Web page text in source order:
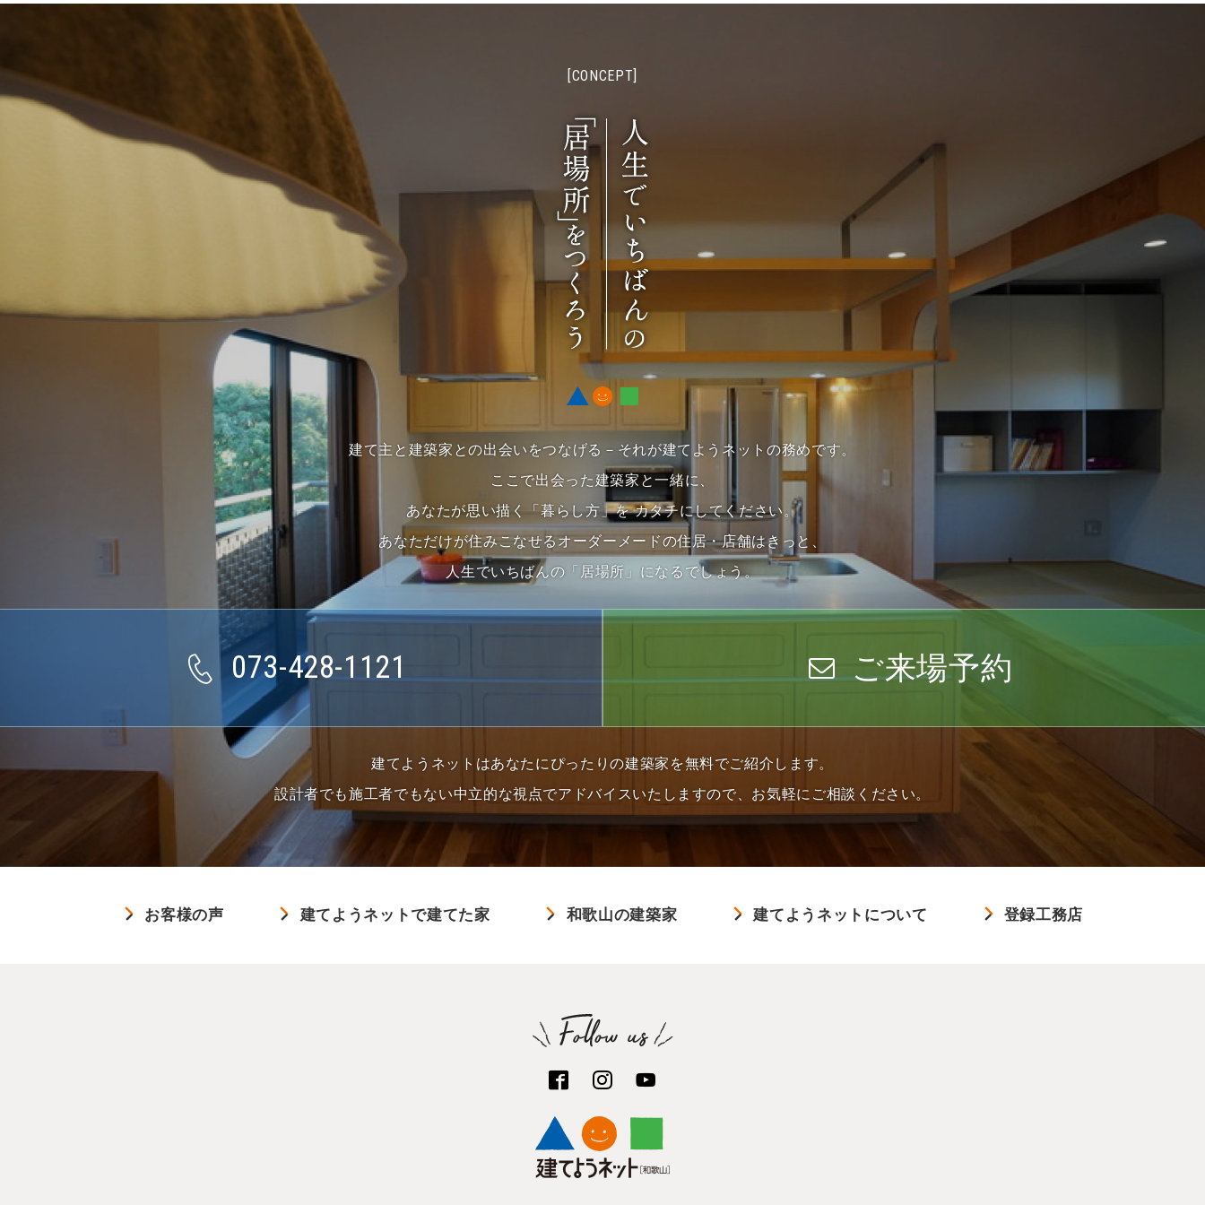
[CONCEPT]
建て主と建築家との出会いをつなげる－それが建てようネットの務めです。
ここで出会った建築家と一緒に、
あなたが思い描く「暮らし方」を カタチにしてください。
あなただけが住みこなせるオーダーメードの住居・店舗はきっと、
人生でいちばんの「居場所」になるでしょう。
073-428-1121 ご来場予約
建てようネットはあなたにぴったりの建築家を無料でご紹介します。
設計者でも施工者でもない中立的な視点でアドバイスいたしますので、お気軽にご相談ください。
お客様の声 建てようネットで建てた家 和歌山の建築家 建てようネットについて 登録工務店